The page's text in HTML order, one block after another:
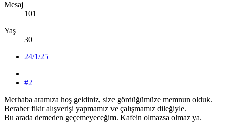
Mesaj
101
Yaş
30
24/1/25
#2
Merhaba aramıza hoş geldiniz, size gördüğümüze memnun olduk.
Beraber fikir alışverişi yapmamız ve çalışmamız dileğiyle.
Bu arada demeden geçemeyeceğim. Kafein olmazsa olmaz ya.